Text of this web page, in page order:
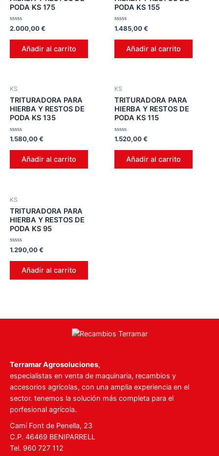
PODA KS 175
Valorado
en
0
2.000,00€
Añadir al carrito
PODA KS 155
Valorado
en
0
1.485,00€
Añadir al carrito
KS
TRITURADORA PARA
HIERBA Y RESTOS DE
PODA KS 135
Valorado
0
1.580,00€
Añadir al carrito
KS
TRITURADORA PARA
HIERBA Y RESTOS DE
PODA KS 115
Valorado
0
1.520,00€
Añadir al carrito
KS
TRITURADORA PARA
HIERBA Y RESTOS DE
PODA KS 95
Valorado
en
0
1.290,00€
Añadir al carrito
Terramar Agrosoluciones,
especialistas en venta de maquinaria, recambios y
accesorios agrícolas, con una amplia experiencia en el
sector. tenemos la solución más completa para el
porfesional agrícola.
Camí Font de Penella, 23
C.P. 46469 BENIPARRELL
Tel. 960 727 112